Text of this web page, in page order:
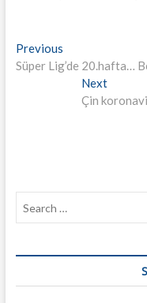
Yazı
gezinmesi
PreviousPrevious
post:
Süper Lig’de 20.hafta…
NextNext
post:
Çin